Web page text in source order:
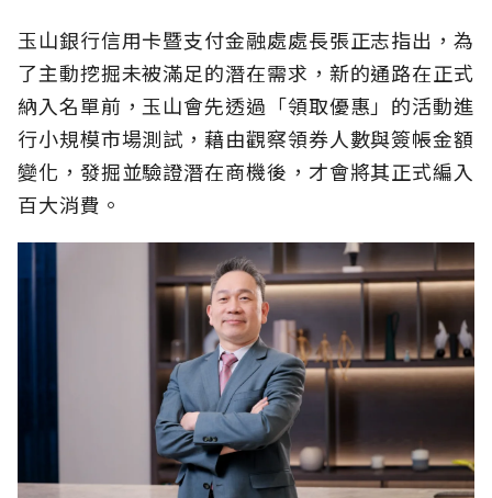
玉山銀行信用卡暨支付金融處處長張正志指出，為
了主動挖掘未被滿足的潛在需求，新的通路在正式
納入名單前，玉山會先透過「領取優惠」的活動進
行小規模市場測試，藉由觀察領券人數與簽帳金額
變化，發掘並驗證潛在商機後，才會將其正式編入
百大消費。